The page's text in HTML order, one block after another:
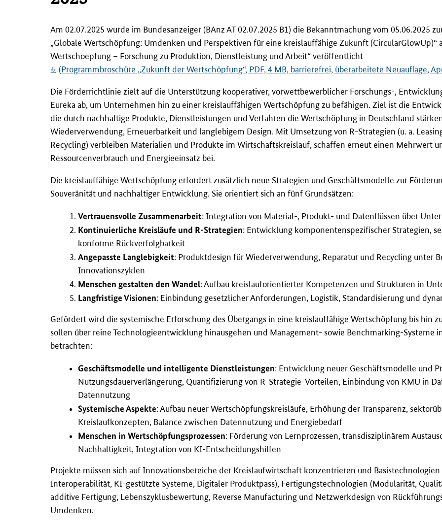
Am 02.07.2025 wurde im Bundesanzeiger (BAnz AT 02.07.2025 B1) die Bekanntmachung vom 05.06.2025
„Globale Wertschöpfung: Umdenken und Perspektiven für eine kreislauffähige Zukunft (CircularGlowUp)“
Wertschoepfung – Forschung zu Produktion, Dienstleistung und Arbeit“ veröffentlicht
(Programmbroschüre „Zukunft der Wertschöpfung“, PDF, 4 MB, barrierefrei, überarbeitete Neuauflage,
Die Förderrichtlinie zielt auf die Unterstützung kooperativer, vorwettbewerblicher Forschungs-,
Eureka ab, um Unternehmen hin zu einer kreislauffähigen Wertschöpfung zu befähigen. Ziel ist die
die durch nachhaltige Produkte, Dienstleistungen und Verfahren die Wertschöpfung in Deutschland
Wiederverwendung, Erneuerbarkeit und langlebigem Design. Mit Umsetzung von R-Strategien (u. a.
Recycling) verbleiben Materialien und Produkte im Wirtschaftskreislauf, schaffen erneut einen Mehrwert
Ressourcenverbrauch und Energieeinsatz bei.
Die kreislauffähige Wertschöpfung erfordert zusätzlich neue Strategien und Geschäftsmodelle zur
Souveränität und nachhaltiger Entwicklung. Sie orientiert sich an fünf Grundsätzen:
Vertrauensvolle Zusammenarbeit: Integration von Material-, Produkt- und Datenflüssen über
Kontinuierliche Kreisläufe und R-Strategien: Entwicklung komponentenspezifischer Strategien,
konforme Rückverfolgbarkeit
Angepasste Langlebigkeit: Produktdesign für Wiederverwendung, Reparatur und Recycling unter
Innovationszyklen
Menschen gestalten den Wandel: Aufbau kreislauforientierter Kompetenzen und Strukturen in
Langfristige Visionen: Einbindung gesetzlicher Anforderungen, Logistik, Standardisierung und
Gefördert wird die systemische Erforschung des Übergangs in eine kreislauffähige Wertschöpfung bis hin
sollen über reine Technologieentwicklung hinausgehen und Management- sowie Benchmarking-Systeme
betrachten:
Geschäftsmodelle und intelligente Dienstleistungen: Entwicklung neuer Geschäftsmodelle und
Nutzungsdauerverlängerung, Quantifizierung von R-Strategie-Vorteilen, Einbindung von KMU in
Datennutzung
Systemische Aspekte: Aufbau neuer Wertschöpfungskreisläufe, Erhöhung der Transparenz,
Kreislaufkonzepten, Balance zwischen Datennutzung und Energiebedarf
Menschen in Wertschöpfungsprozessen: Förderung von Lernprozessen, transdisziplinärem
Nachhaltigkeit, Integration von KI-Entscheidungshilfen
Projekte müssen sich auf Innovationsbereiche der Kreislaufwirtschaft konzentrieren und
Interoperabilität, KI-gestützte Systeme, Digitaler Produktpass), Fertigungstechnologien (Modularität,
additive Fertigung, Lebenszyklusbewertung, Reverse Manufacturing und Netzwerkdesign von
Umdenken.